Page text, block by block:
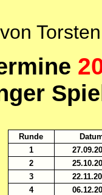
Torsten
Runde
1
2
3
4